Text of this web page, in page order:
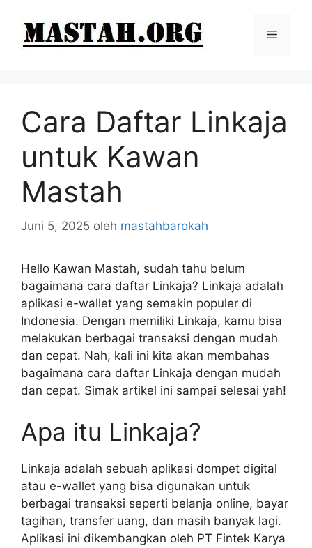
Menu
Cara Daftar Linkaja
untuk Kawan
Mastah
Juni 5, 2025 oleh mastahbarokah
Hello Kawan Mastah, sudah tahu belum
bagaimana cara daftar Linkaja? Linkaja adalah
aplikasi e-wallet yang semakin populer di
Indonesia. Dengan memiliki Linkaja, kamu bisa
melakukan berbagai transaksi dengan mudah
dan cepat. Nah, kali ini kita akan membahas
bagaimana cara daftar Linkaja dengan mudah
dan cepat. Simak artikel ini sampai selesai yah!
Apa itu Linkaja?
Linkaja adalah sebuah aplikasi dompet digital
atau e-wallet yang bisa digunakan untuk
berbagai transaksi seperti belanja online, bayar
tagihan, transfer uang, dan masih banyak lagi.
Aplikasi ini dikembangkan oleh PT Fintek Karya